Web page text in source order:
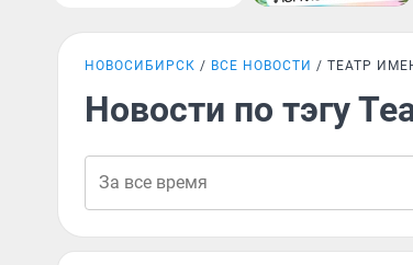
НОВОСИБИРСК ВСЕ НОВОСТИ ТЕАТР
Новости по тэгу